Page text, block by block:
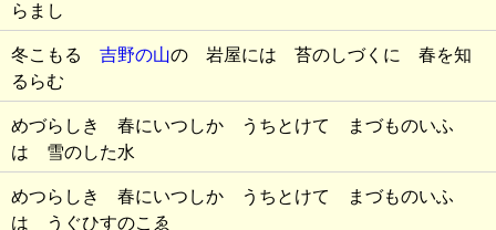
らまし
冬こもる 吉野の山の 岩屋には 苔のしづくに 春を知
るらむ
めづらしき 春にいつしか うちとけて まづものいふ
は 雪のした水
めつらしき 春にいつしか うちとけて まづものいふ
は うぐひすのこゑ